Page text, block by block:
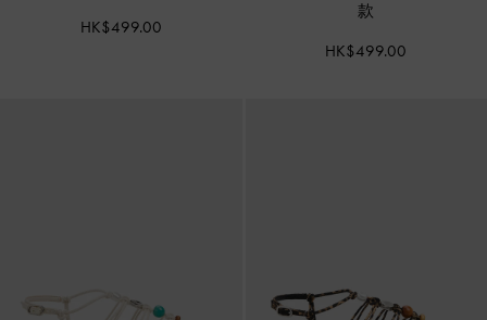
HK$499.00
款
HK$499.00